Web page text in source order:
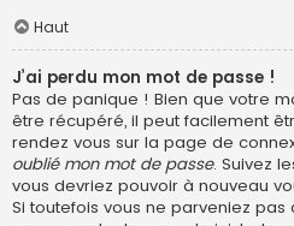
Haut
J’ai perdu mon mot de passe !
Pas de panique ! Bien que votre
être récupéré, il peut facilement
rendez vous sur la page de
oublié mon mot de passe. Suivez
vous devriez pouvoir à nouveau
Si toutefois vous ne parveniez